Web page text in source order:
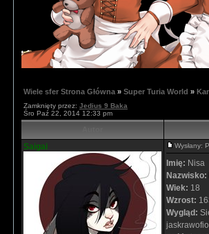
Wiele sfer Strona Główna » Super Turia World »
Zamknięty przez: Jedius 9 Baka
Śro Paź 22, 2014 12:33 pm
Saigai Wysłany:
Imię: Nisa
Nazwisko:
Wiek: 18
Wzrost:
Wygląd: